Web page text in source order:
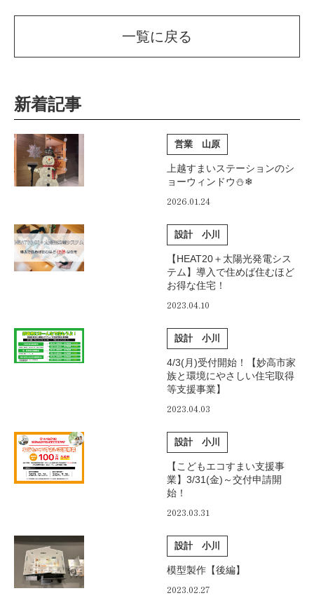
一覧に戻る
新着記事
営業 山原
上越すまいステーションのシ
ョーウィンドウ⛄❄
2026.01.24
設計 小川
【HEAT20＋太陽光発電シス
テム】導入で住めば住むほど
お得な住宅！
2023.04.10
設計 小川
4/3(月)受付開始！【妙高市家
族と環境にやさしい住宅取得
等支援事業】
2023.04.03
設計 小川
【こどもエコすまい支援事
業】3/31(金)～交付申請開
始！
2023.03.31
設計 小川
模型製作【後編】
2023.02.27